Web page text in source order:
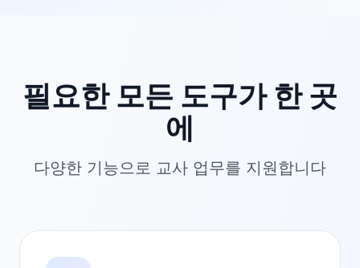
필요한 모든 도구가 한 곳
에
다양한 기능으로 교사 업무를 지원합니다